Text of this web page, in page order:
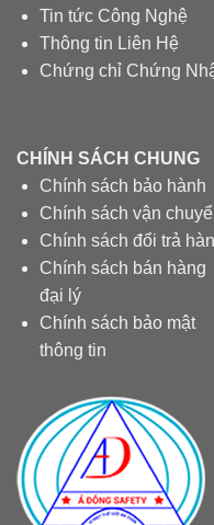
Tin tức Công Nghệ
Thông tin Liên Hệ
Chứng chỉ Chứng
CHÍNH SÁCH CHUNG
Chính sách bảo hành
Chính sách vận
Chính sách đổi trả
Chính sách bán hàng
đại lý
Chính sách bảo mật
thông tin